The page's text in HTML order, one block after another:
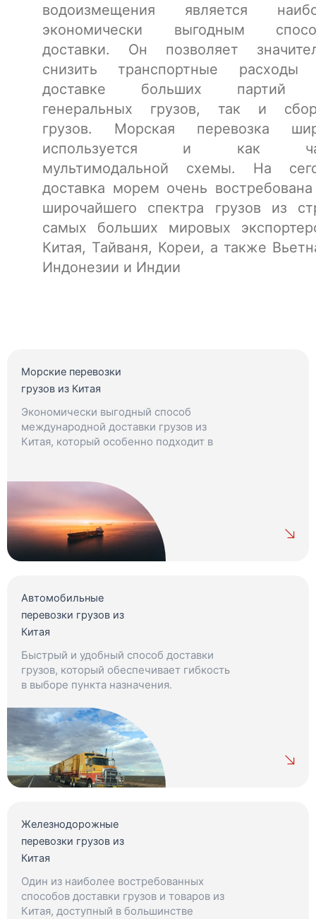
водоизмещения является
экономически выгодным
доставки. Он позволяет
снизить транспортные расходы
доставке больших партий
генеральных грузов, так и
грузов. Морская перевозка
используется и как
мультимодальной схемы. На
доставка морем очень
широчайшего спектра грузов из
самых больших мировых
Китая, Тайваня, Кореи, а также
Индонезии и Индии
Морские перевозки
грузов из Китая
Экономически выгодный способ
международной доставки грузов из
Китая, который особенно подходит в
Автомобильные
перевозки грузов из
Китая
Быстрый и удобный способ доставки
грузов, который обеспечивает гибкость
в выборе пункта назначения.
Железнодорожные
перевозки грузов из
Китая
Один из наиболее востребованных
способов доставки грузов и товаров из
Китая, доступный в большинстве